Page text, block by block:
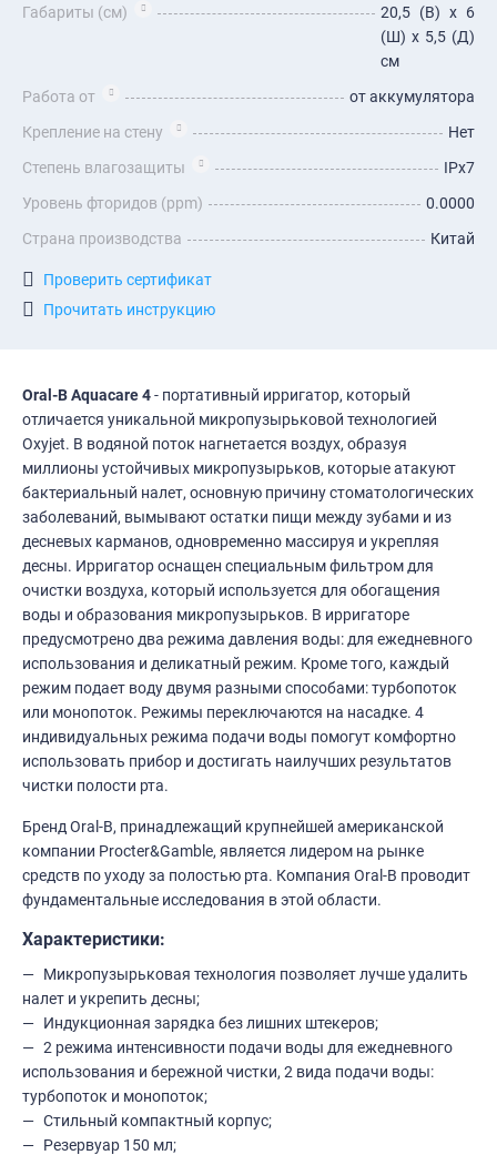
Габариты (см)
20,5 (В) х 6
(Ш) х 5,5 (Д)
см
Работа от
от аккумулятора
Крепление на стену
Нет
Степень влагозащиты
IPx7
Уровень фторидов (ppm)
0.0000
Страна производства
Китай
Проверить сертификат
Прочитать инструкцию
Oral-B Aquacare 4- портативный ирригатор, который
отличается уникальной микропузырьковой технологией
Oxyjet. В водяной поток нагнетается воздух, образуя
миллионы устойчивых микропузырьков, которые атакуют
бактериальный налет, основную причину стоматологических
заболеваний, вымывают остатки пищи между зубами и из
десневых карманов, одновременно массируя и укрепляя
десны. Ирригатор оснащен специальным фильтром для
очистки воздуха, который используется для обогащения
воды и образования микропузырьков. В ирригаторе
предусмотрено два режима давления воды: для ежедневного
использования и деликатный режим. Кроме того, каждый
режим подает воду двумя разными способами: турбопоток
или монопоток. Режимы переключаются на насадке. 4
индивидуальных режима подачи воды помогут комфортно
использовать прибор и достигать наилучших результатов
чистки полости рта.
Бренд Oral-B, принадлежащий крупнейшей американской
компании Procter&Gamble, является лидером на рынке
средств по уходу за полостью рта. Компания Oral-B проводит
фундаментальные исследования в этой области.
Характеристики:
Микропузырьковая технология позволяет лучше удалить
налет и укрепить десны;
Индукционная зарядка без лишних штекеров;
2 режима интенсивности подачи воды для ежедневного
использования и бережной чистки, 2 вида подачи воды:
турбопоток и монопоток;
Стильный компактный корпус;
Резервуар 150 мл;